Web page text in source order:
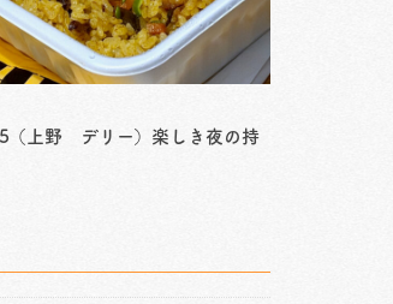
（上野 デリー）楽しき夜の持